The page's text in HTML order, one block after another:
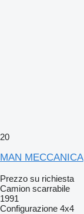
20
MAN MECCANICA
Prezzo su richiesta
Camion scarrabile
1991
Configurazione 4x4